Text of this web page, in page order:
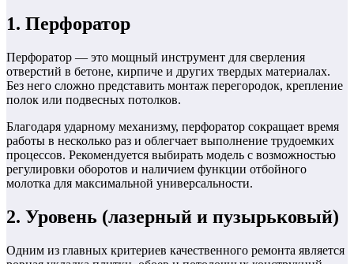
1. Перфоратор
Перфоратор — это мощный инструмент для сверления
отверстий в бетоне, кирпиче и других твердых материалах.
Без него сложно представить монтаж перегородок, крепление
полок или подвесных потолков.
Благодаря ударному механизму, перфоратор сокращает время
работы в несколько раз и облегчает выполнение трудоемких
процессов. Рекомендуется выбирать модель с возможностью
регулировки оборотов и наличием функции отбойного
молотка для максимальной универсальности.
2. Уровень (лазерный и пузырьковый)
Одним из главных критериев качественного ремонта является